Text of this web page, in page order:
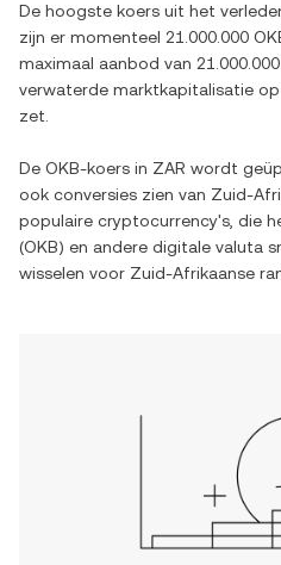
De hoogste koers uit het
zijn er momenteel 21.000.000
maximaal aanbod van
verwaterde marktkapitalisatie
zet.
De OKB-koers in ZAR wordt
ook conversies zien van Zuid-
populaire cryptocurrency's, die
(OKB) en andere digitale valuta
wisselen voor Zuid-Afrikaanse